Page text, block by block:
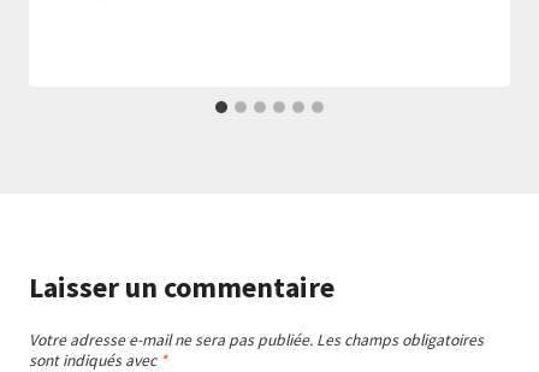
Laisser un commentaire
Votre adresse e-mail ne sera pas publiée. Les champs obligatoires
sont indiqués avec *